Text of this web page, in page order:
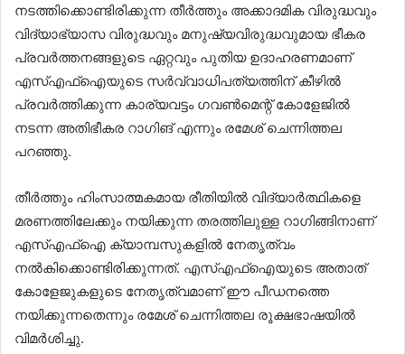
നടത്തിക്കൊണ്ടിരിക്കുന്ന തീര്‍ത്തും അക്കാദമിക വിരുദ്ധവും
വിദ്യാഭ്യാസ വിരുദ്ധവും മനുഷ്യവിരുദ്ധവുമായ ഭീകര
പ്രവര്‍ത്തനങ്ങളുടെ ഏറ്റവും പുതിയ ഉദാഹരണമാണ്
എസ്എഫ്ഐയുടെ സര്‍വ്വാധിപത്യത്തിന് കീഴില്‍
പ്രവര്‍ത്തിക്കുന്ന കാര്യവട്ടം ഗവണ്‍മെന്റ് കോളേജില്‍
നടന്ന അതിഭീകര റാഗിങ് എന്നും രമേശ് ചെന്നിത്തല
പറഞ്ഞു.
തീര്‍ത്തും ഹിംസാത്മകമായ രീതിയില്‍ വിദ്യാര്‍ത്ഥികളെ
മരണത്തിലേക്കും നയിക്കുന്ന തരത്തിലുള്ള റാഗിങ്ങിനാണ്
എസ്എഫ്ഐ ക്യാമ്പസുകളില്‍ നേതൃത്വം
നല്‍കിക്കൊണ്ടിരിക്കുന്നത്. എസ്എഫ്ഐയുടെ അതാത്
കോളേജുകളുടെ നേതൃത്വമാണ് ഈ പീഡനത്തെ
നയിക്കുന്നതെന്നും രമേശ് ചെന്നിത്തല രൂക്ഷഭാഷയില്‍
വിമര്‍ശിച്ചു.